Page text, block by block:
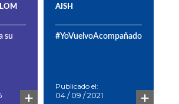
su
+
AISH
#YoVuelvoAcompañado
Publicado el:
04 / 09 / 2021 +